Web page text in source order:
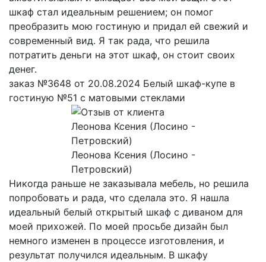
шкаф стал идеальным решением; он помог
преобразить мою гостиную и придал ей свежий и
современный вид. Я так рада, что решила
потратить деньги на этот шкаф, он стоит своих
денег.
заказ №3648 от 20.08.2024 Белый шкаф-купе в
гостиную №51 с матовыми стеклами
Леонова Ксения (Лосино -
Петровский)
Никогда раньше не заказывала мебель, но решила
попробовать и рада, что сделала это. Я нашла
идеальный белый открытый шкаф с диваном для
моей прихожей. По моей просьбе дизайн был
немного изменен в процессе изготовления, и
результат получился идеальным. В шкафу